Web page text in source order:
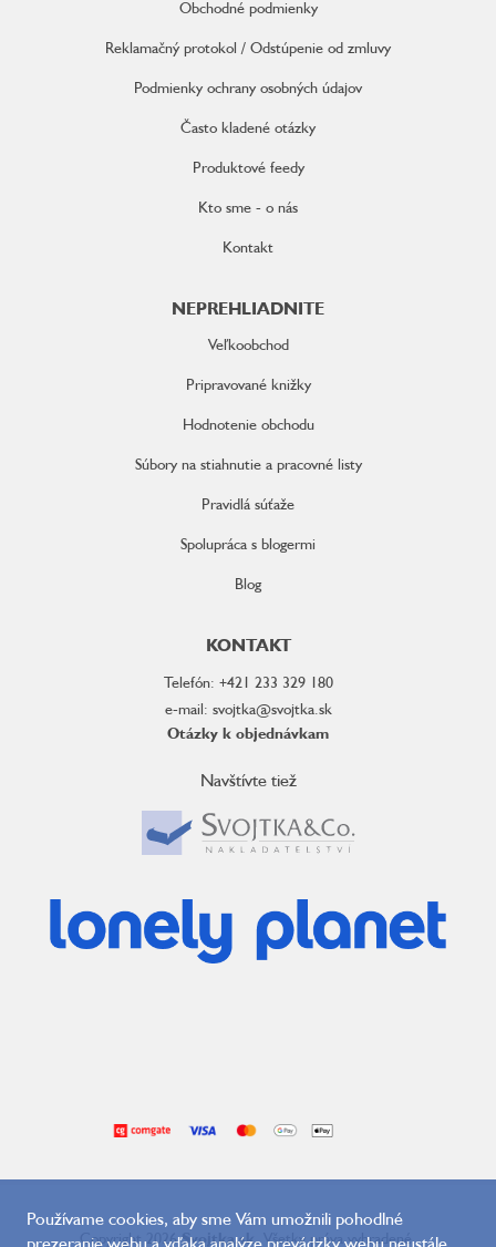
Používame cookies, aby sme Vám umožnili pohodlné
prezeranie webu a vďaka analýze prevádzky webu neustále
Obchodné podmienky
Reklamačný protokol / Odstúpenie od zmluvy
Podmienky ochrany osobných údajov
Často kladené otázky
Produktové feedy
Kto sme - o nás
Kontakt
NEPREHLIADNITE
Veľkoobchod
Pripravované knižky
Hodnotenie obchodu
Súbory na stiahnutie a pracovné listy
Pravidlá súťaže
Spolupráca s blogermi
Blog
KONTAKT
Telefón: +421 233 329 180
e-mail: svojtka@svojtka.sk
Otázky k objednávkam
Navštívte tiež
Copyright 2026Svojtka.sk. Všetky práva vyhradené.